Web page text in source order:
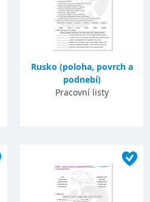
Rusko (poloha, povrch a
podnebí)
Pracovní listy